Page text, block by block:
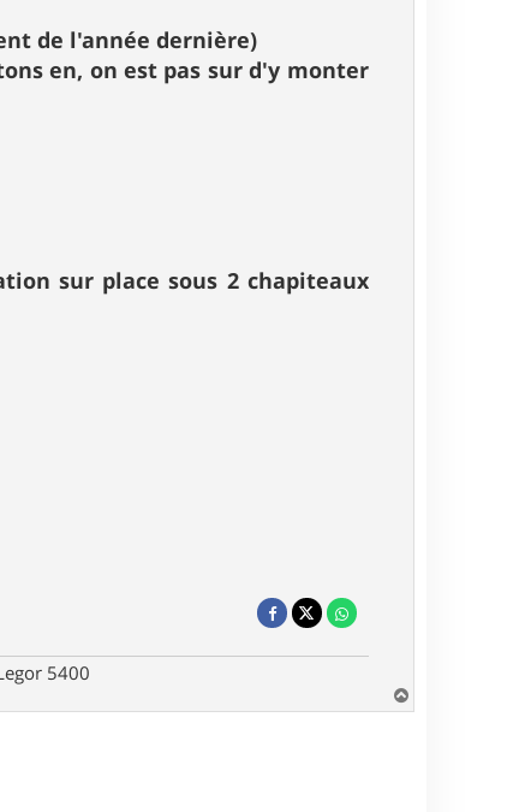
de l'année dernière)
en, on est pas sur d'y monter
sur place sous 2 chapiteaux
5400
a